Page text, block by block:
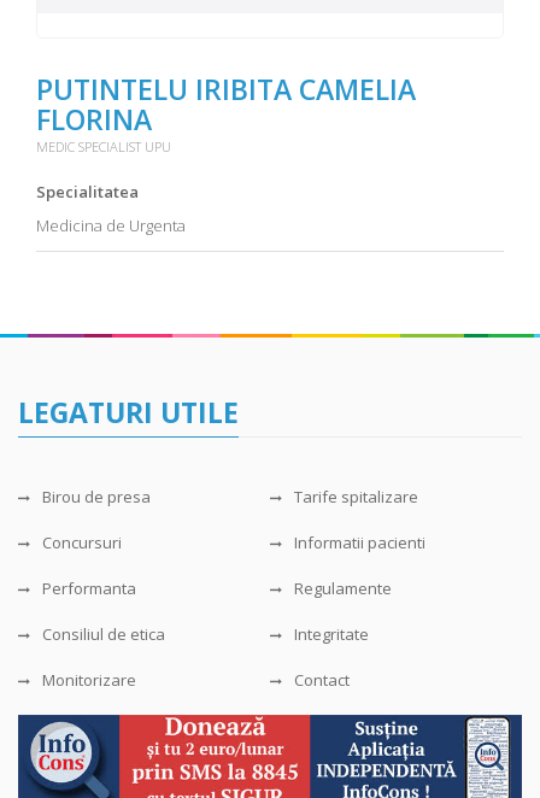
PUTINTELU IRIBITA CAMELIA
FLORINA
MEDIC SPECIALIST UPU
Specialitatea
Medicina de Urgenta
LEGATURI UTILE
Birou de presa Tarife spitalizare
Concursuri Informatii pacienti
Performanta Regulamente
Consiliul de etica Integritate
Monitorizare Contact